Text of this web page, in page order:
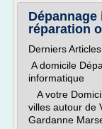
Dépannage
réparation
Derniers
A domicile
informatique
A votre
villes autour de
Gardanne